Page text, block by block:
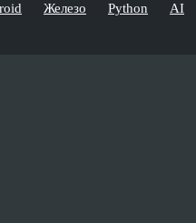
Железо Python AI